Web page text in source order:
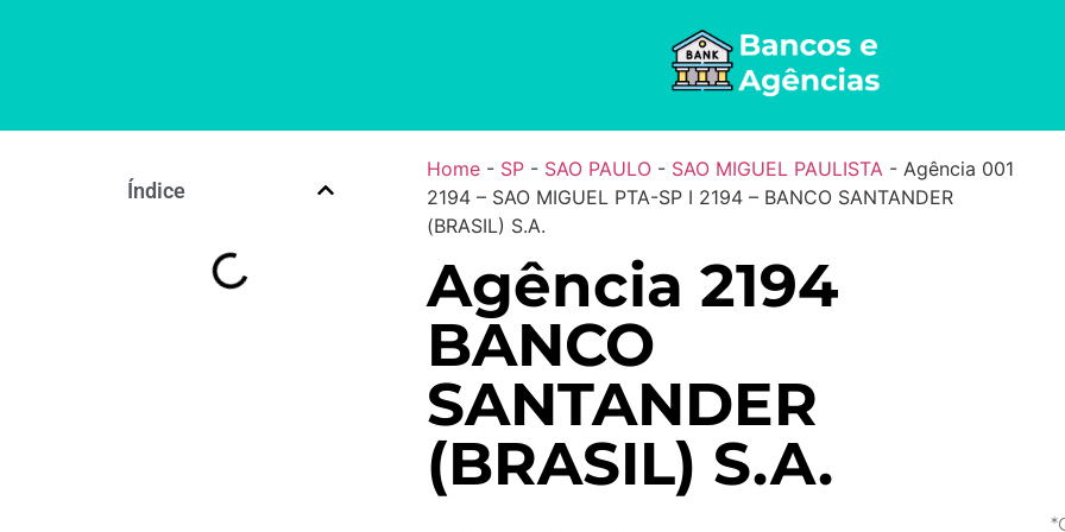
Índice
Home- SP- SAO PAULO- SAO MIGUEL PAULISTA - Agência 001
2194 – SAO MIGUEL PTA-SP I 2194 – BANCO SANTANDER
(BRASIL) S.A.
Agência 2194
BANCO
SANTANDER
(BRASIL) S.A.